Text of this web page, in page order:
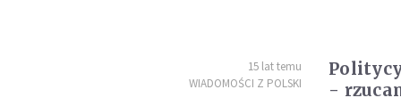
15 lat temu
WIADOMOŚCI Z POLSKI
-